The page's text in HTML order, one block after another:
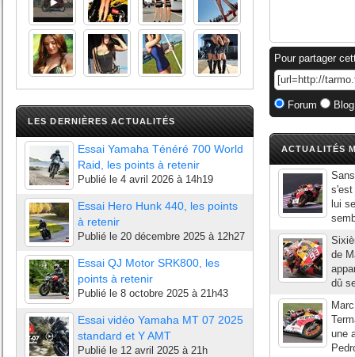
LES DERNIÈRES ACTUALITÉS
Essai Yamaha Ténéré 700 World
Raid, les points à retenir
Publié le 4 avril 2026 à 14h19
Essai Hero Hunk 440, les points
à retenir
Publié le 20 décembre 2025 à 12h27
Essai QJ Motor SRK800, les
points à retenir
Publié le 8 octobre 2025 à 21h43
Essai vidéo Yamaha MT 07 2025
standard et Y AMT
Publié le 12 avril 2025 à 21h
Pour partager
Forum
ACTUALITÉS
s'est
lui
de
dû
une